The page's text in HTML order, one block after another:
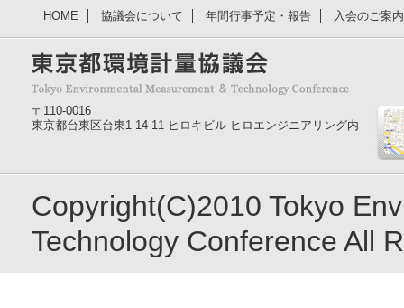
HOME 協議会について 年間行事予定・報告 入会のご案
〒110-0016
東京都台東区台東1-14-11 ヒロキビル ヒロエンジニアリング内
Copyright(C)2010 Tokyo
Technology Conference All